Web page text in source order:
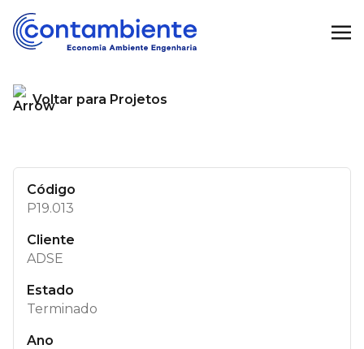
Voltar para Projetos
Código
P19.013
Cliente
ADSE
Estado
Terminado
Ano